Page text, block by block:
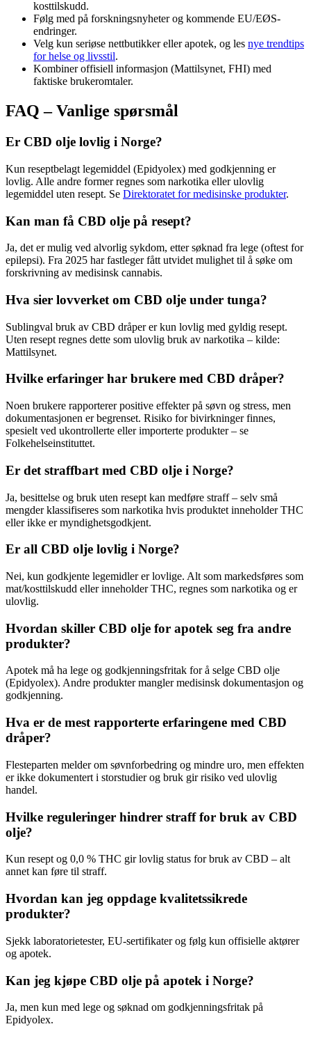
kosttilskudd.
Følg med på forskningsnyheter og kommende EU/EØS-
endringer.
Velg kun seriøse nettbutikker eller apotek, og les nye trendtips
for helse og livsstil.
Kombiner offisiell informasjon (Mattilsynet, FHI) med
faktiske brukeromtaler.
FAQ – Vanlige spørsmål
Er CBD olje lovlig i Norge?
Kun reseptbelagt legemiddel (Epidyolex) med godkjenning er
lovlig. Alle andre former regnes som narkotika eller ulovlig
legemiddel uten resept. Se Direktoratet for medisinske produkter.
Kan man få CBD olje på resept?
Ja, det er mulig ved alvorlig sykdom, etter søknad fra lege (oftest for
epilepsi). Fra 2025 har fastleger fått utvidet mulighet til å søke om
forskrivning av medisinsk cannabis.
Hva sier lovverket om CBD olje under tunga?
Sublingval bruk av CBD dråper er kun lovlig med gyldig resept.
Uten resept regnes dette som ulovlig bruk av narkotika – kilde:
Mattilsynet.
Hvilke erfaringer har brukere med CBD dråper?
Noen brukere rapporterer positive effekter på søvn og stress, men
dokumentasjonen er begrenset. Risiko for bivirkninger finnes,
spesielt ved ukontrollerte eller importerte produkter – se
Folkehelseinstituttet.
Er det straffbart med CBD olje i Norge?
Ja, besittelse og bruk uten resept kan medføre straff – selv små
mengder klassifiseres som narkotika hvis produktet inneholder THC
eller ikke er myndighetsgodkjent.
Er all CBD olje lovlig i Norge?
Nei, kun godkjente legemidler er lovlige. Alt som markedsføres som
mat/kosttilskudd eller inneholder THC, regnes som narkotika og er
ulovlig.
Hvordan skiller CBD olje for apotek seg fra andre
produkter?
Apotek må ha lege og godkjenningsfritak for å selge CBD olje
(Epidyolex). Andre produkter mangler medisinsk dokumentasjon og
godkjenning.
Hva er de mest rapporterte erfaringene med CBD
dråper?
Flesteparten melder om søvnforbedring og mindre uro, men effekten
er ikke dokumentert i storstudier og bruk gir risiko ved ulovlig
handel.
Hvilke reguleringer hindrer straff for bruk av CBD
olje?
Kun resept og 0,0 % THC gir lovlig status for bruk av CBD – alt
annet kan føre til straff.
Hvordan kan jeg oppdage kvalitetssikrede
produkter?
Sjekk laboratorietester, EU-sertifikater og følg kun offisielle aktører
og apotek.
Kan jeg kjøpe CBD olje på apotek i Norge?
Ja, men kun med lege og søknad om godkjenningsfritak på
Epidyolex.